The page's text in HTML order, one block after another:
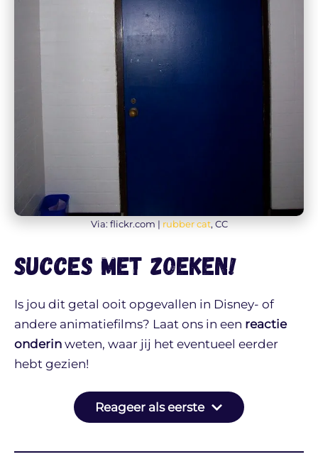
Via: flickr.com | rubber cat, CC
Succes met zoeken!
Is jou dit getal ooit opgevallen in Disney- of
andere animatiefilms? Laat ons in een reactie
onderin weten, waar jij het eventueel eerder
hebt gezien!
Reageer als eerste